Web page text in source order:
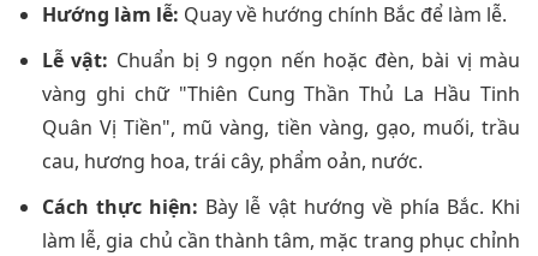
Hướng làm lễ: Quay về hướng chính Bắc để làm lễ.
Lễ vật: Chuẩn bị 9 ngọn nến hoặc đèn, bài vị màu
vàng ghi chữ "Thiên Cung Thần Thủ La Hầu Tinh
Quân Vị Tiền", mũ vàng, tiền vàng, gạo, muối, trầu
cau, hương hoa, trái cây, phẩm oản, nước.
Cách thực hiện: Bày lễ vật hướng về phía Bắc. Khi
làm lễ, gia chủ cần thành tâm, mặc trang phục chỉnh